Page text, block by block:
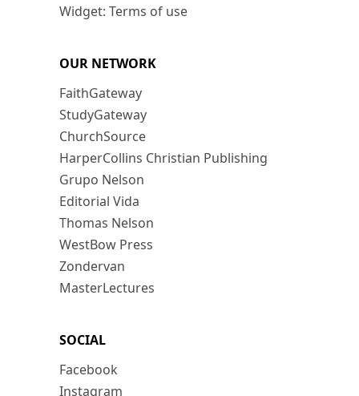
Widget: Terms of use
OUR NETWORK
FaithGateway
StudyGateway
ChurchSource
HarperCollins Christian Publishing
Grupo Nelson
Editorial Vida
Thomas Nelson
WestBow Press
Zondervan
MasterLectures
SOCIAL
Facebook
Instagram